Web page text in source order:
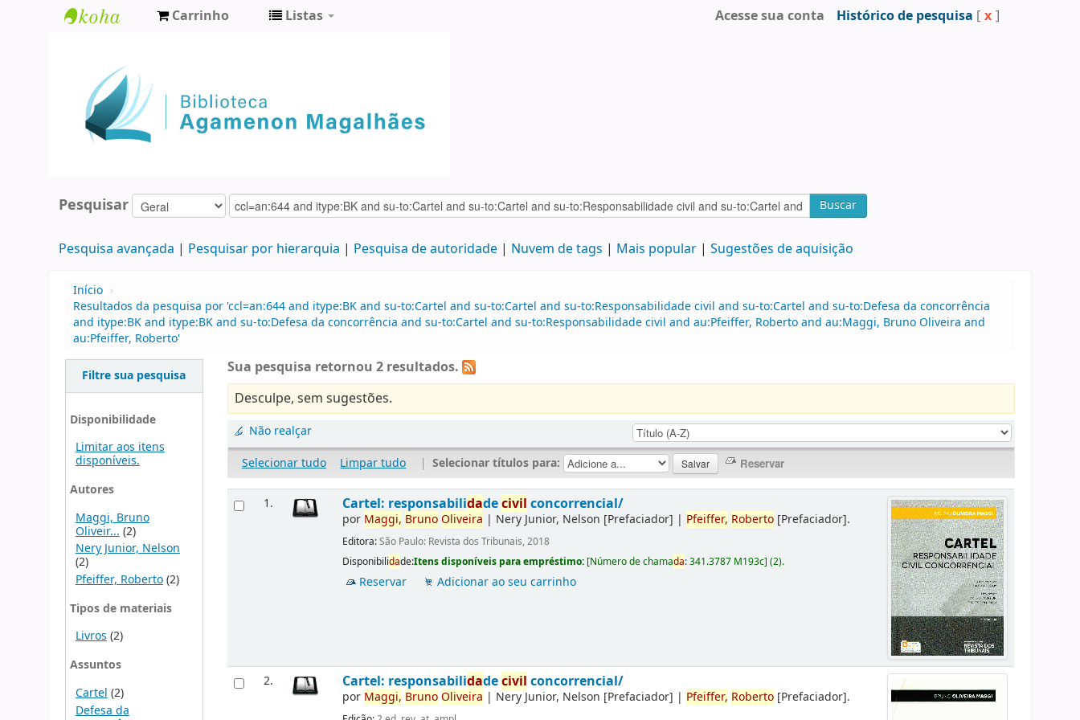
Agamenon
Magalhães
Carrinho Listas Acesse sua conta Histórico de pesquisa [ x ]
Pesquisar Buscar
Pesquisa avançada Pesquisar por hierarquia Pesquisa de autoridade Nuvem de tags Mais popular Sugestões de aquisição
Início ›
Resultados da pesquisa por 'ccl=an:644 and itype:BK and su-to:Cartel and su-to:Cartel and su-to:Responsabilidade civil and su-to:Cartel and su-to:Defesa da concorrência
and itype:BK and itype:BK and su-to:Defesa da concorrência and su-to:Cartel and su-to:Responsabilidade civil and au:Pfeiffer, Roberto and au:Maggi, Bruno Oliveira and
au:Pfeiffer, Roberto'
Filtre sua pesquisa
Disponibilidade
Limitar aos itens
disponíveis.
Autores
Maggi, Bruno
Oliveir... (2)
Nery Junior, Nelson
(2)
Pfeiffer, Roberto(2)
Tipos de materiais
Livros(2)
Assuntos
Cartel (2)
Defesa da
Sua pesquisa retornou 2 resultados.
Desculpe, sem sugestões.
Não realçar
Selecionar tudo
Limpar tudo | Selecionar títulos para:
1. Cartel: responsabilidadecivil concorrencial/
por Maggi, BrunoOliveira | Nery Junior, Nelson [Prefaciador] | Pfeiffer, Roberto [Prefaciador].
Editora:São Paulo: Revista dos Tribunais, 2018
Disponibilidade:Itens disponíveis para empréstimo: [Número de chamada:341.3787 M193c](2).
Reservar Adicionar ao seu carrinho
2. Cartel: responsabilidadecivil concorrencial/
por Maggi, BrunoOliveira | Nery Junior, Nelson [Prefaciador] | Pfeiffer, Roberto [Prefaciador].